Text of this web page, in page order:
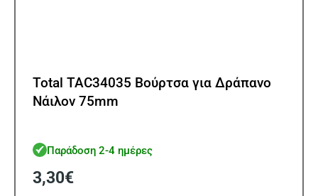
Total TAC34035 Βούρτσα για Δράπανο
Νάιλον 75mm
Παράδοση 2-4 ημέρες
3,30€